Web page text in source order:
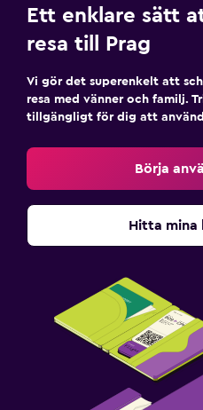
Ett enklare sätt
resa till Prag
Vi gör det superenkelt att
resa med vänner och familj.
tillgängligt för dig att
Börja
Hitta mina